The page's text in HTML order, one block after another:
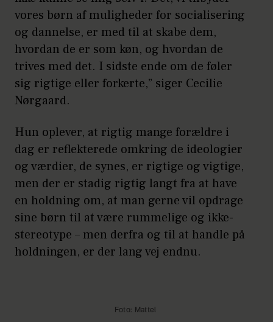
vores børn af muligheder for socialisering
og dannelse, er med til at skabe dem,
hvordan de er som køn, og hvordan de
trives med det. I sidste ende om de føler
sig rigtige eller forkerte,” siger Cecilie
Nørgaard.
Hun oplever, at rigtig mange forældre i
dag er reflekterede omkring de ideologier
og værdier, de synes, er rigtige og vigtige,
men der er stadig rigtig langt fra at have
en holdning om, at man gerne vil opdrage
sine børn til at være rummelige og ikke-
stereotype – men derfra og til at handle på
holdningen, er der lang vej endnu.
Foto: Mattel